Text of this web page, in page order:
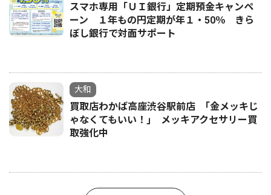
スマホ専用「ＵＩ銀行」定期預金キャンペ
ーン １年もの円定期が年１・50％ きら
ぼし銀行で対面サポート
大和
買取店わかば高座渋谷駅前店 ｢金メッキじ
ゃなくてもいい！｣ メッキアクセサリー買
取強化中